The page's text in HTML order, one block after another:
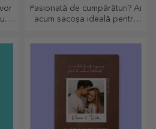
Pasionată de cumpărături? Ai
acum sacoșa ideală pentru